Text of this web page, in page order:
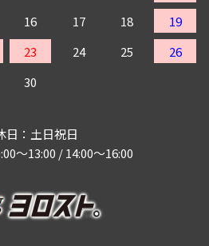
16 17 18
19
23 24 25
26
30
日：土日祝日
～13:00 / 14:00～16:00